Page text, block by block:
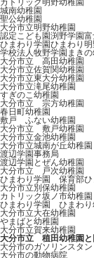
カトリック明野幼稚園
城南幼稚園
聖公幼稚園
大分市立明野幼稚園
認定こども園渕野学園
ひまわり学園ひまわり明
学校法人牧野学園まきの
大分市立 高田幼稚園
大分市立佐賀関幼稚園
大分市立東大分幼稚園
大分市立滝尾幼稚園
すぎのこ幼稚園
大分市立 宗方幼稚園
春日町幼稚園
敷戸 ふない幼稚園
大分市立 敷戸幼稚園
大分市立金池幼稚園
大分市立城南が丘幼稚園
渡辺学園事務局
渡辺学園とぜん幼稚園
大分市立 戸次幼稚園
ひまわり学園 保育部ひ
大分市立別保幼稚園
カトリック坂ノ市幼稚園
ひまわり学園 ひまわり
大分市立大在幼稚園
やまばと幼稚園
大分市立賀来幼稚園
大分市立 稙田幼稚園と
大分市のガソリンスタン
大分市の動物病院